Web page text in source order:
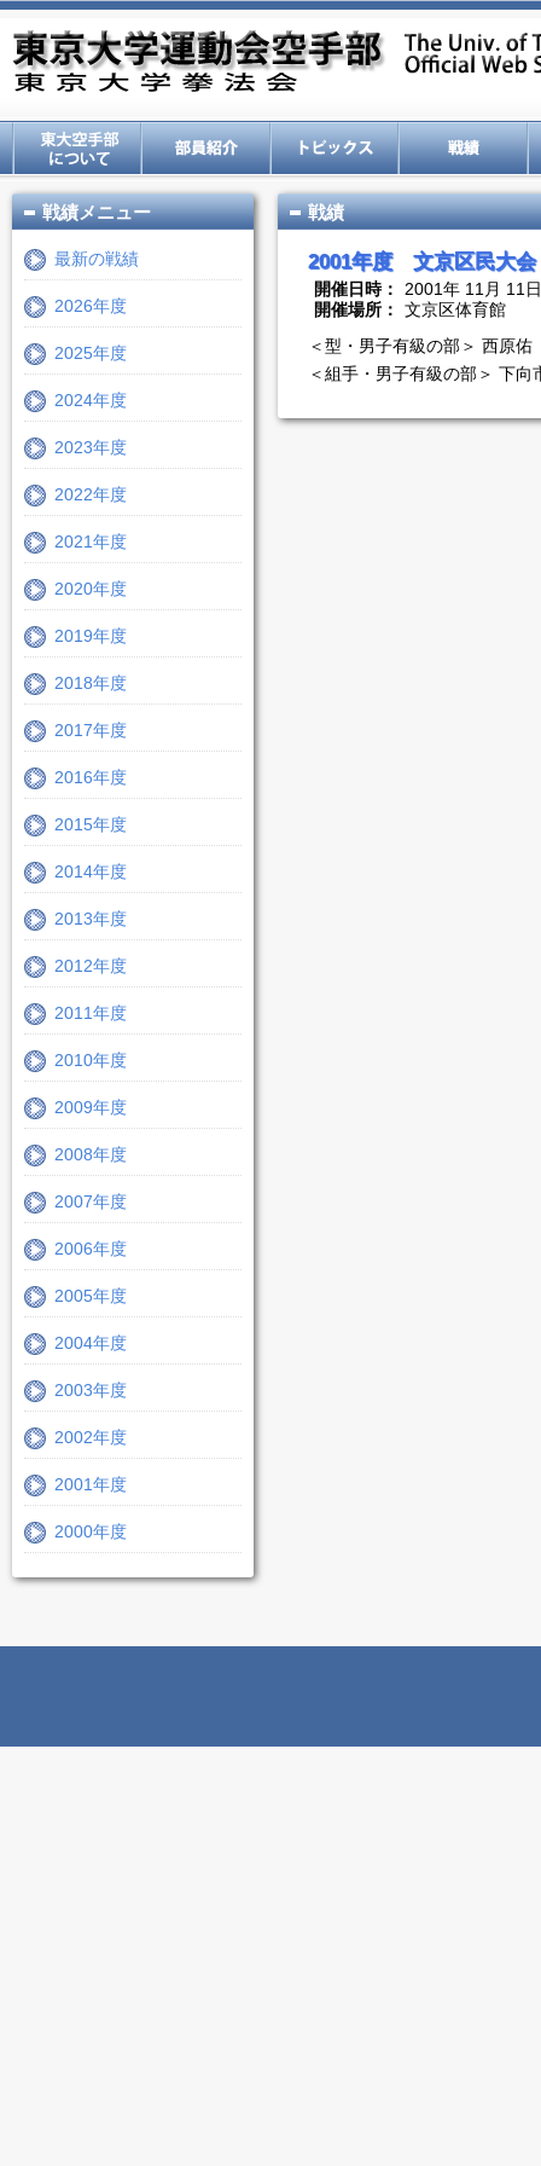
戦績メニュー
最新の戦績
2026年度
2025年度
2024年度
2023年度
2022年度
2021年度
2020年度
2019年度
2018年度
2017年度
2016年度
2015年度
2014年度
2013年度
2012年度
2011年度
2010年度
2009年度
2008年度
2007年度
2006年度
2005年度
2004年度
2003年度
2002年度
2001年度
2000年度
戦績
2001年度 文京区民大会
開催日時：
2001年 11月 11日
開催場所：
文京区体育館
＜型・男子有級の部＞ 西原
＜組手・男子有級の部＞ 下